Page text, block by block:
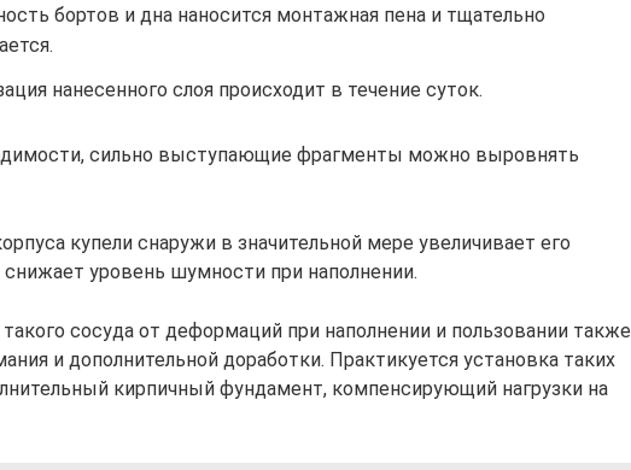
бортов и дна наносится монтажная пена и тщательно
нанесенного слоя происходит в течение суток.
сильно выступающие фрагменты можно выровнять
купели снаружи в значительной мере увеличивает его
снижает уровень шумности при наполнении.
сосуда от деформаций при наполнении и пользовании также
и дополнительной доработки. Практикуется установка таких
кирпичный фундамент, компенсирующий нагрузки на